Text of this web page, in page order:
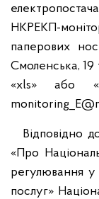
НКРЕКП-
паперових
Смоленська, 19
«xls» або
Відповідно
«Про
регулювання
послуг»